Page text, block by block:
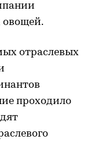
овощей.
отраслевых
проходило